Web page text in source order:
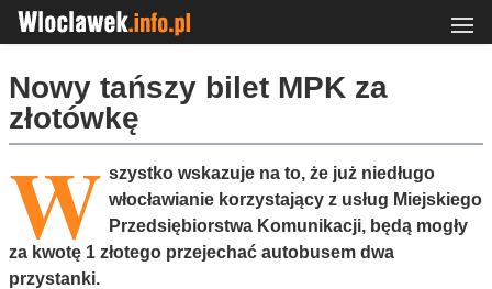
Nowy tańszy bilet MPK za
złotówkę
W szystko wskazuje na to, że już niedługo
włocławianie korzystający z usług Miejskiego
Przedsiębiorstwa Komunikacji, będą mogły
za kwotę 1 złotego przejechać autobusem dwa
przystanki.